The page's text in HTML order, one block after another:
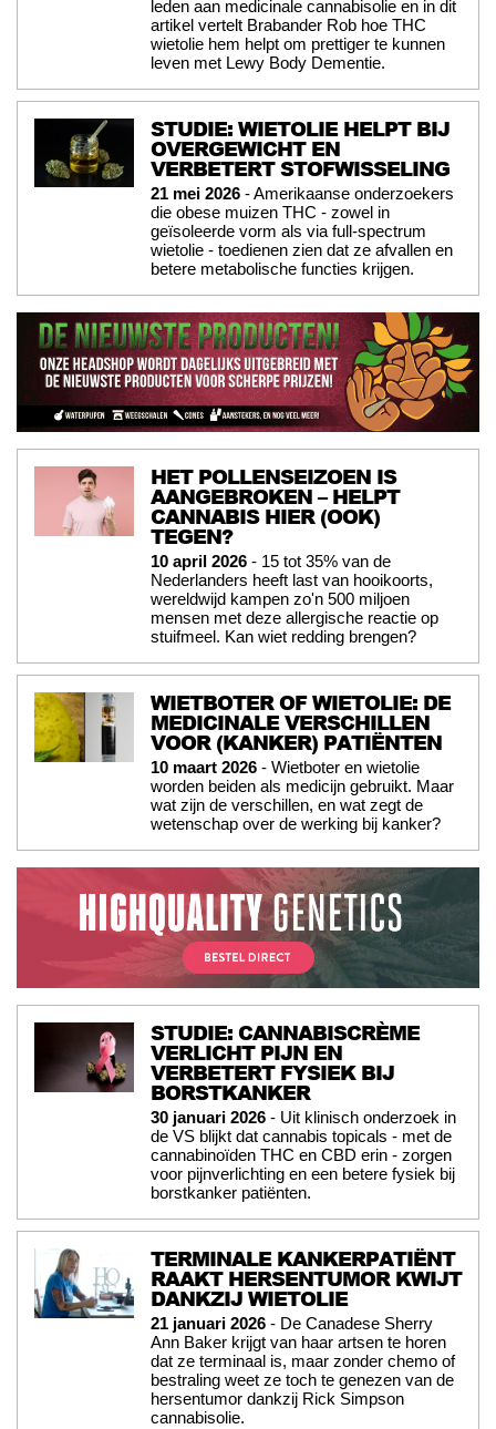
leden aan medicinale cannabisolie en in dit
artikel vertelt Brabander Rob hoe THC
wietolie hem helpt om prettiger te kunnen
leven met Lewy Body Dementie.
STUDIE: WIETOLIE HELPT BIJ
OVERGEWICHT EN
VERBETERT STOFWISSELING
21 mei 2026 - Amerikaanse onderzoekers
die obese muizen THC - zowel in
geïsoleerde vorm als via full-spectrum
wietolie - toedienen zien dat ze afvallen en
betere metabolische functies krijgen.
HET POLLENSEIZOEN IS
AANGEBROKEN – HELPT
CANNABIS HIER (OOK)
TEGEN?
10 april 2026 - 15 tot 35% van de
Nederlanders heeft last van hooikoorts,
wereldwijd kampen zo'n 500 miljoen
mensen met deze allergische reactie op
stuifmeel. Kan wiet redding brengen?
WIETBOTER OF WIETOLIE: DE
MEDICINALE VERSCHILLEN
VOOR (KANKER) PATIËNTEN
10 maart 2026 - Wietboter en wietolie
worden beiden als medicijn gebruikt. Maar
wat zijn de verschillen, en wat zegt de
wetenschap over de werking bij kanker?
STUDIE: CANNABISCRÈME
VERLICHT PIJN EN
VERBETERT FYSIEK BIJ
BORSTKANKER
30 januari 2026 - Uit klinisch onderzoek in
de VS blijkt dat cannabis topicals - met de
cannabinoïden THC en CBD erin - zorgen
voor pijnverlichting en een betere fysiek bij
borstkanker patiënten.
TERMINALE KANKERPATIËNT
RAAKT HERSENTUMOR KWIJT
DANKZIJ WIETOLIE
21 januari 2026 - De Canadese Sherry
Ann Baker krijgt van haar artsen te horen
dat ze terminaal is, maar zonder chemo of
bestraling weet ze toch te genezen van de
hersentumor dankzij Rick Simpson
cannabisolie.